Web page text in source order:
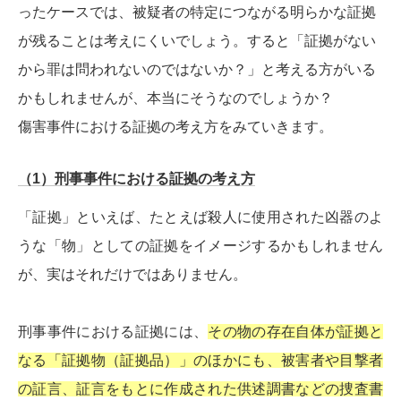
ったケースでは、被疑者の特定につながる明らかな証拠
が残ることは考えにくいでしょう。すると「証拠がない
から罪は問われないのではないか？」と考える方がいる
かもしれませんが、本当にそうなのでしょうか？
傷害事件における証拠の考え方をみていきます。
（1）刑事事件における証拠の考え方
「証拠」といえば、たとえば殺人に使用された凶器のよ
うな「物」としての証拠をイメージするかもしれません
が、実はそれだけではありません。
刑事事件における証拠には、 その物の存在自体が証拠と
なる「証拠物（証拠品）」のほかにも、被害者や目撃者
の証言、証言をもとに作成された供述調書などの捜査書